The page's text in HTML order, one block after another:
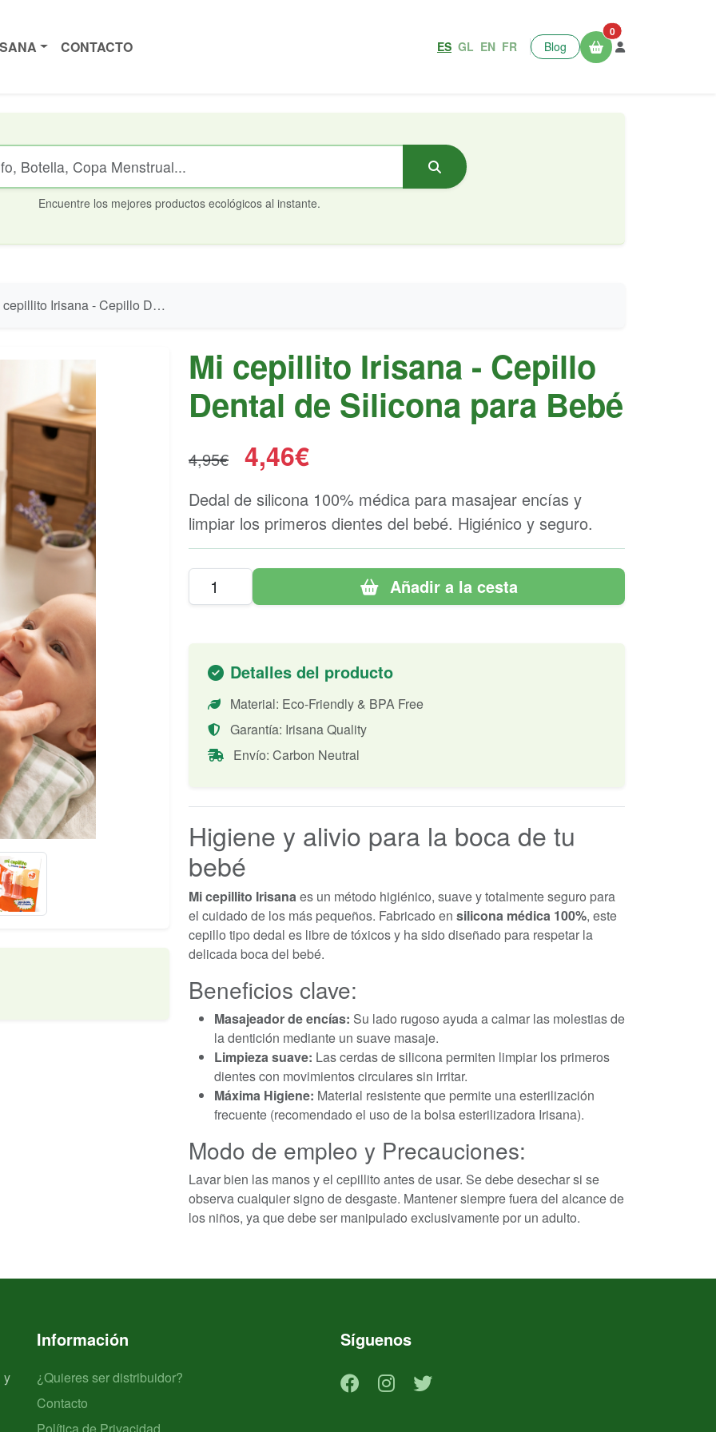
CONTACTO ES GL EN FR Blog
0
Encuentre los mejores productos ecológicos al instante.
Irisana - Cepillo Dental de Silicona para Bebé
Mi cepillito Irisana - Cepillo
Dental de Silicona para Bebé
4,95€ 4,46€
Dedal de silicona 100% médica para masajear encías y
limpiar los primeros dientes del bebé. Higiénico y seguro.
Añadir a la cesta
Detalles del producto
Material: Eco-Friendly & BPA Free
Garantía: Irisana Quality
Envío: Carbon Neutral
Higiene y alivio para la boca de tu
bebé
Mi cepillito Irisanaes un método higiénico, suave y totalmente seguro para
el cuidado de los más pequeños. Fabricado en silicona médica 100%, este
cepillo tipo dedal es libre de tóxicos y ha sido diseñado para respetar la
delicada boca del bebé.
Beneficios clave:
Masajeador de encías: Su lado rugoso ayuda a calmar las molestias de
la dentición mediante un suave masaje.
Limpieza suave: Las cerdas de silicona permiten limpiar los primeros
dientes con movimientos circulares sin irritar.
Máxima Higiene: Material resistente que permite una esterilización
frecuente (recomendado el uso de la bolsa esterilizadora Irisana).
Modo de empleo y Precauciones:
Lavar bien las manos y el cepillito antes de usar. Se debe desechar si se
observa cualquier signo de desgaste. Mantener siempre fuera del alcance de
los niños, ya que debe ser manipulado exclusivamente por un adulto.
y
Información
¿Quieres ser distribuidor?
Contacto
Síguenos